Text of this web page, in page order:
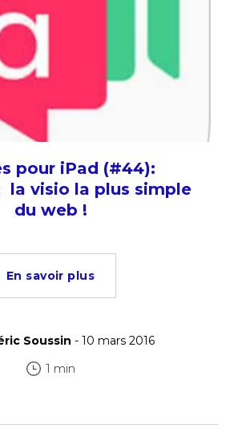
pour iPad (#44):
la visio la plus simple
du web !
En savoir plus
Soussin - 10 mars 2016
1 min